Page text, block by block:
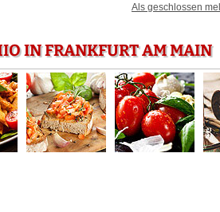
Als geschlossen
IN FRANKFURT AM MAIN